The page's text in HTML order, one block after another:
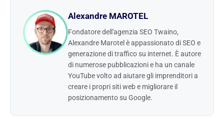
Alexandre MAROTEL
Fondatore dell'agenzia SEO Twaino,
Alexandre Marotel è appassionato di SEO e
generazione di traffico su internet. È autore
di numerose pubblicazioni e ha un canale
YouTube volto ad aiutare gli imprenditori a
creare i propri siti web e migliorare il
posizionamento su Google.